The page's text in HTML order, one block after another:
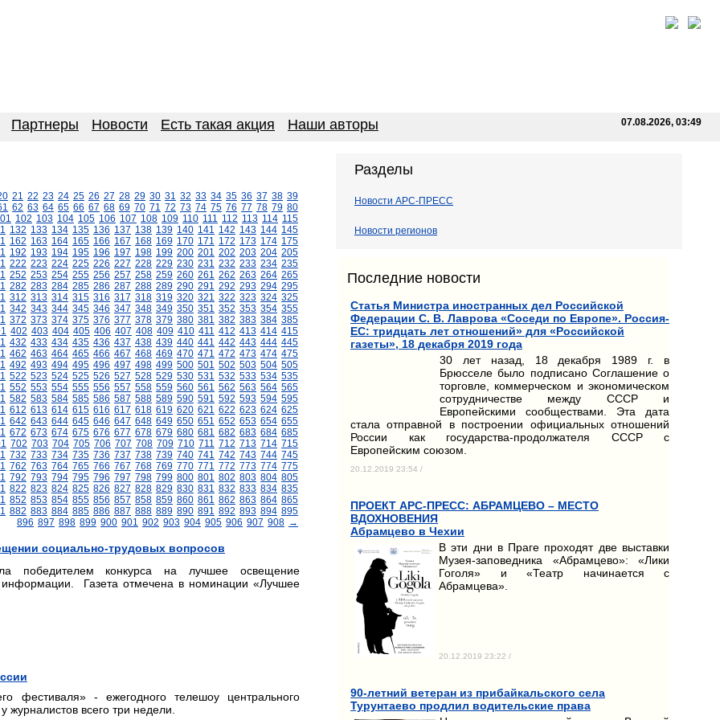
Партнеры Новости Есть такая акция Наши авторы 07.08.2026, 03:49
21 22 23 24 25 26 27 28 29 30 31 32 33 34 35 36 37 38 39
62 63 64 65 66 67 68 69 70 71 72 73 74 75 76 77 78 79 80
102 103 104 105 106 107 108 109 110 111 112 113 114 115
132 133 134 135 136 137 138 139 140 141 142 143 144 145
162 163 164 165 166 167 168 169 170 171 172 173 174 175
192 193 194 195 196 197 198 199 200 201 202 203 204 205
222 223 224 225 226 227 228 229 230 231 232 233 234 235
252 253 254 255 256 257 258 259 260 261 262 263 264 265
282 283 284 285 286 287 288 289 290 291 292 293 294 295
312 313 314 315 316 317 318 319 320 321 322 323 324 325
342 343 344 345 346 347 348 349 350 351 352 353 354 355
372 373 374 375 376 377 378 379 380 381 382 383 384 385
402 403 404 405 406 407 408 409 410 411 412 413 414 415
432 433 434 435 436 437 438 439 440 441 442 443 444 445
462 463 464 465 466 467 468 469 470 471 472 473 474 475
492 493 494 495 496 497 498 499 500 501 502 503 504 505
522 523 524 525 526 527 528 529 530 531 532 533 534 535
552 553 554 555 556 557 558 559 560 561 562 563 564 565
582 583 584 585 586 587 588 589 590 591 592 593 594 595
612 613 614 615 616 617 618 619 620 621 622 623 624 625
642 643 644 645 646 647 648 649 650 651 652 653 654 655
672 673 674 675 676 677 678 679 680 681 682 683 684 685
702 703 704 705 706 707 708 709 710 711 712 713 714 715
732 733 734 735 736 737 738 739 740 741 742 743 744 745
762 763 764 765 766 767 768 769 770 771 772 773 774 775
792 793 794 795 796 797 798 799 800 801 802 803 804 805
822 823 824 825 826 827 828 829 830 831 832 833 834 835
852 853 854 855 856 857 858 859 860 861 862 863 864 865
882 883 884 885 886 887 888 889 890 891 892 893 894 895
896 897 898 899 900 901 902 903 904 905 906 907 908 →
социально-трудовых вопросов
победителем конкурса на лучшее освещение
Газета отмечена в номинации «Лучшее
фестиваля» - ежегодного телешоу центрального
журналистов всего три недели.
Разделы
Новости АРС-ПРЕСС
Новости регионов
Последние новости
Статья Министра иностранных дел Российской
Федерации С. В. Лаврова «Соседи по Европе». Россия-
ЕС: тридцать лет отношений» для «Российской
газеты», 18 декабря 2019 года
30 лет назад, 18 декабря 1989 г. в
Брюсселе было подписано Соглашение о
торговле, коммерческом и экономическом
сотрудничестве между СССР и
Европейскими сообществами. Эта дата
стала отправной в построении официальных отношений
России как государства-продолжателя СССР с
Европейским союзом.
20.12.2019 23:54 /
ПРОЕКТ АРС-ПРЕСС: АБРАМЦЕВО – МЕСТО
ВДОХНОВЕНИЯ
Абрамцево в Чехии
В эти дни в Праге проходят две выставки
Музея-заповедника «Абрамцево»: «Лики
Гоголя» и «Театр начинается с
Абрамцева».
20.12.2019 23:22 /
90-летний ветеран из прибайкальского села
Турунтаево продлил водительские права